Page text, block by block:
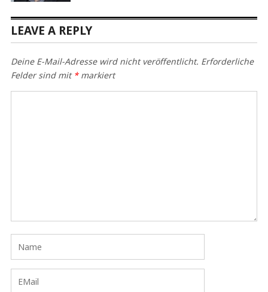
LEAVE A REPLY
Deine E-Mail-Adresse wird nicht veröffentlicht. Erforderliche
Felder sind mit *markiert